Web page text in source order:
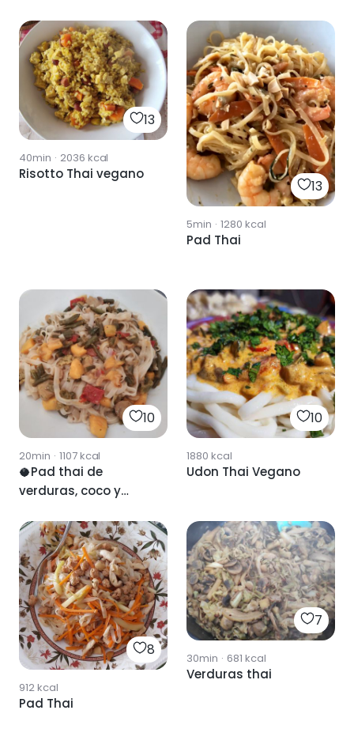
13
40min · 2036 kcal
Risotto Thai vegano
13
5min · 1280 kcal
Pad Thai
10
20min · 1107kcal
🥥Pad thai de
verduras, coco y
10
1880 kcal
Udon Thai Vegano
8
912kcal
Pad Thai
7
30min · 681 kcal
Verduras thai